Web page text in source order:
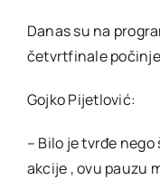
Danas su na
četvrtfinale
Gojko Pijetlović:
– Bilo je tvrđe
akcije , ovu pauzu